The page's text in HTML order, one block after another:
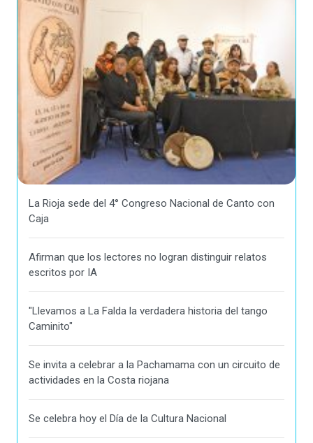
La Rioja sede del 4° Congreso Nacional de Canto con
Caja
Afirman que los lectores no logran distinguir relatos
escritos por IA
"Llevamos a La Falda la verdadera historia del tango
Caminito"
Se invita a celebrar a la Pachamama con un circuito de
actividades en la Costa riojana
Se celebra hoy el Día de la Cultura Nacional